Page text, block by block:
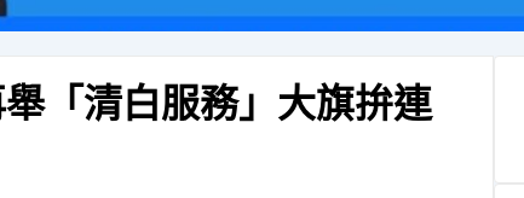
「清白服務」大旗拚連